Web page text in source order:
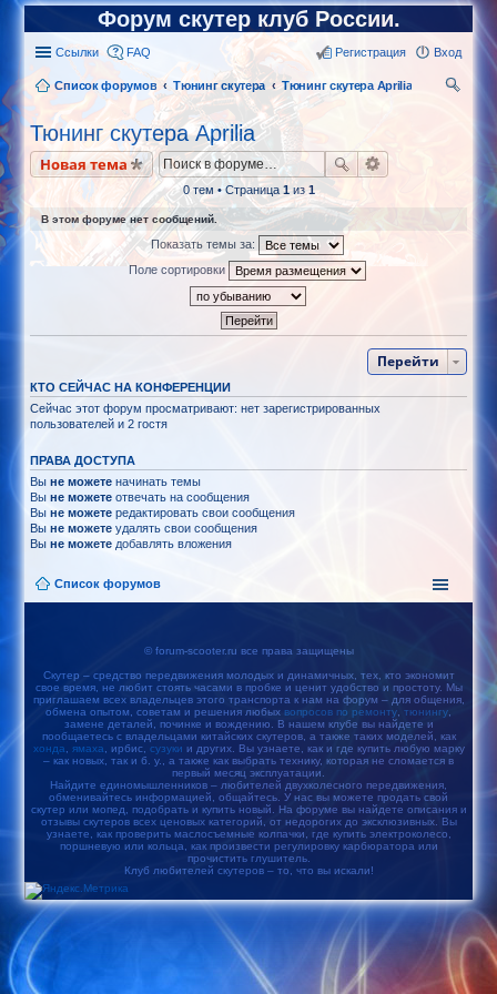
Форум скутер клуб России.
Ссылки FAQ Вход
Регистрация
Список форумов Тюнинг скутера
Тюнинг скутера Aprilia
Тюнинг скутера Aprilia
Новая тема
0 тем • Страница 1из 1
В этом форуме нет сообщений.
Показать темы за:
Поле сортировки
Перейти
КТО СЕЙЧАС НА КОНФЕРЕНЦИИ
Сейчас этот форум просматривают: нет зарегистрированных
пользователей и 2 гостя
ПРАВА ДОСТУПА
Выне можете начинать темы
Выне можете отвечать на сообщения
Выне можете редактировать свои сообщения
Выне можете удалять свои сообщения
Выне можете добавлять вложения
Список форумов
© forum-scooter.ru все права защищены
Скутер – средство передвижения молодых и динамичных, тех, кто экономит
свое время, не любит стоять часами в пробке и ценит удобство и простоту. Мы
приглашаем всех владельцев этого транспорта к нам на форум – для общения,
обмена опытом, советам и решения любых вопросов по ремонту тюнингу
замене деталей, починке и вождению. В нашем клубе вы найдете и
пообщаетесь с владельцами китайских скутеров, а также таких моделей, как
хонда
ямаха , ирбис, сузуки и других. Вы узнаете, как и где купить любую марку
– как новых, так и б. у., а также как выбрать технику, которая не сломается в
первый месяц эксплуатации.
Найдите единомышленников – любителей двухколесного передвижения,
обменивайтесь информацией, общайтесь. У нас вы можете продать свой
скутер или мопед, подобрать и купить новый. На форуме вы найдете описания и
отзывы скутеров всех ценовых категорий, от недорогих до эксклюзивных. Вы
узнаете, как проверить маслосъемные колпачки, где купить электроколесо,
поршневую или кольца, как произвести регулировку карбюратора или
прочистить глушитель.
Клуб любителей скутеров – то, что вы искали!